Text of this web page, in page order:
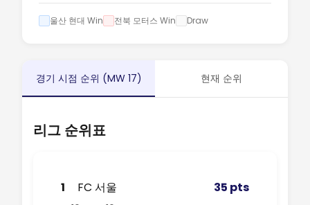
울산 현대 Win 전북 모터스 Win Draw
경기 시점 순위 (MW 17) 현재 순위
리그 순위표
1 FC 서울 35 pts